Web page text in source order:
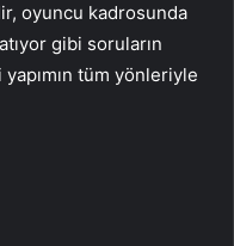
oyuncu kadrosunda
gibi soruların
yapımın tüm yönleriyle